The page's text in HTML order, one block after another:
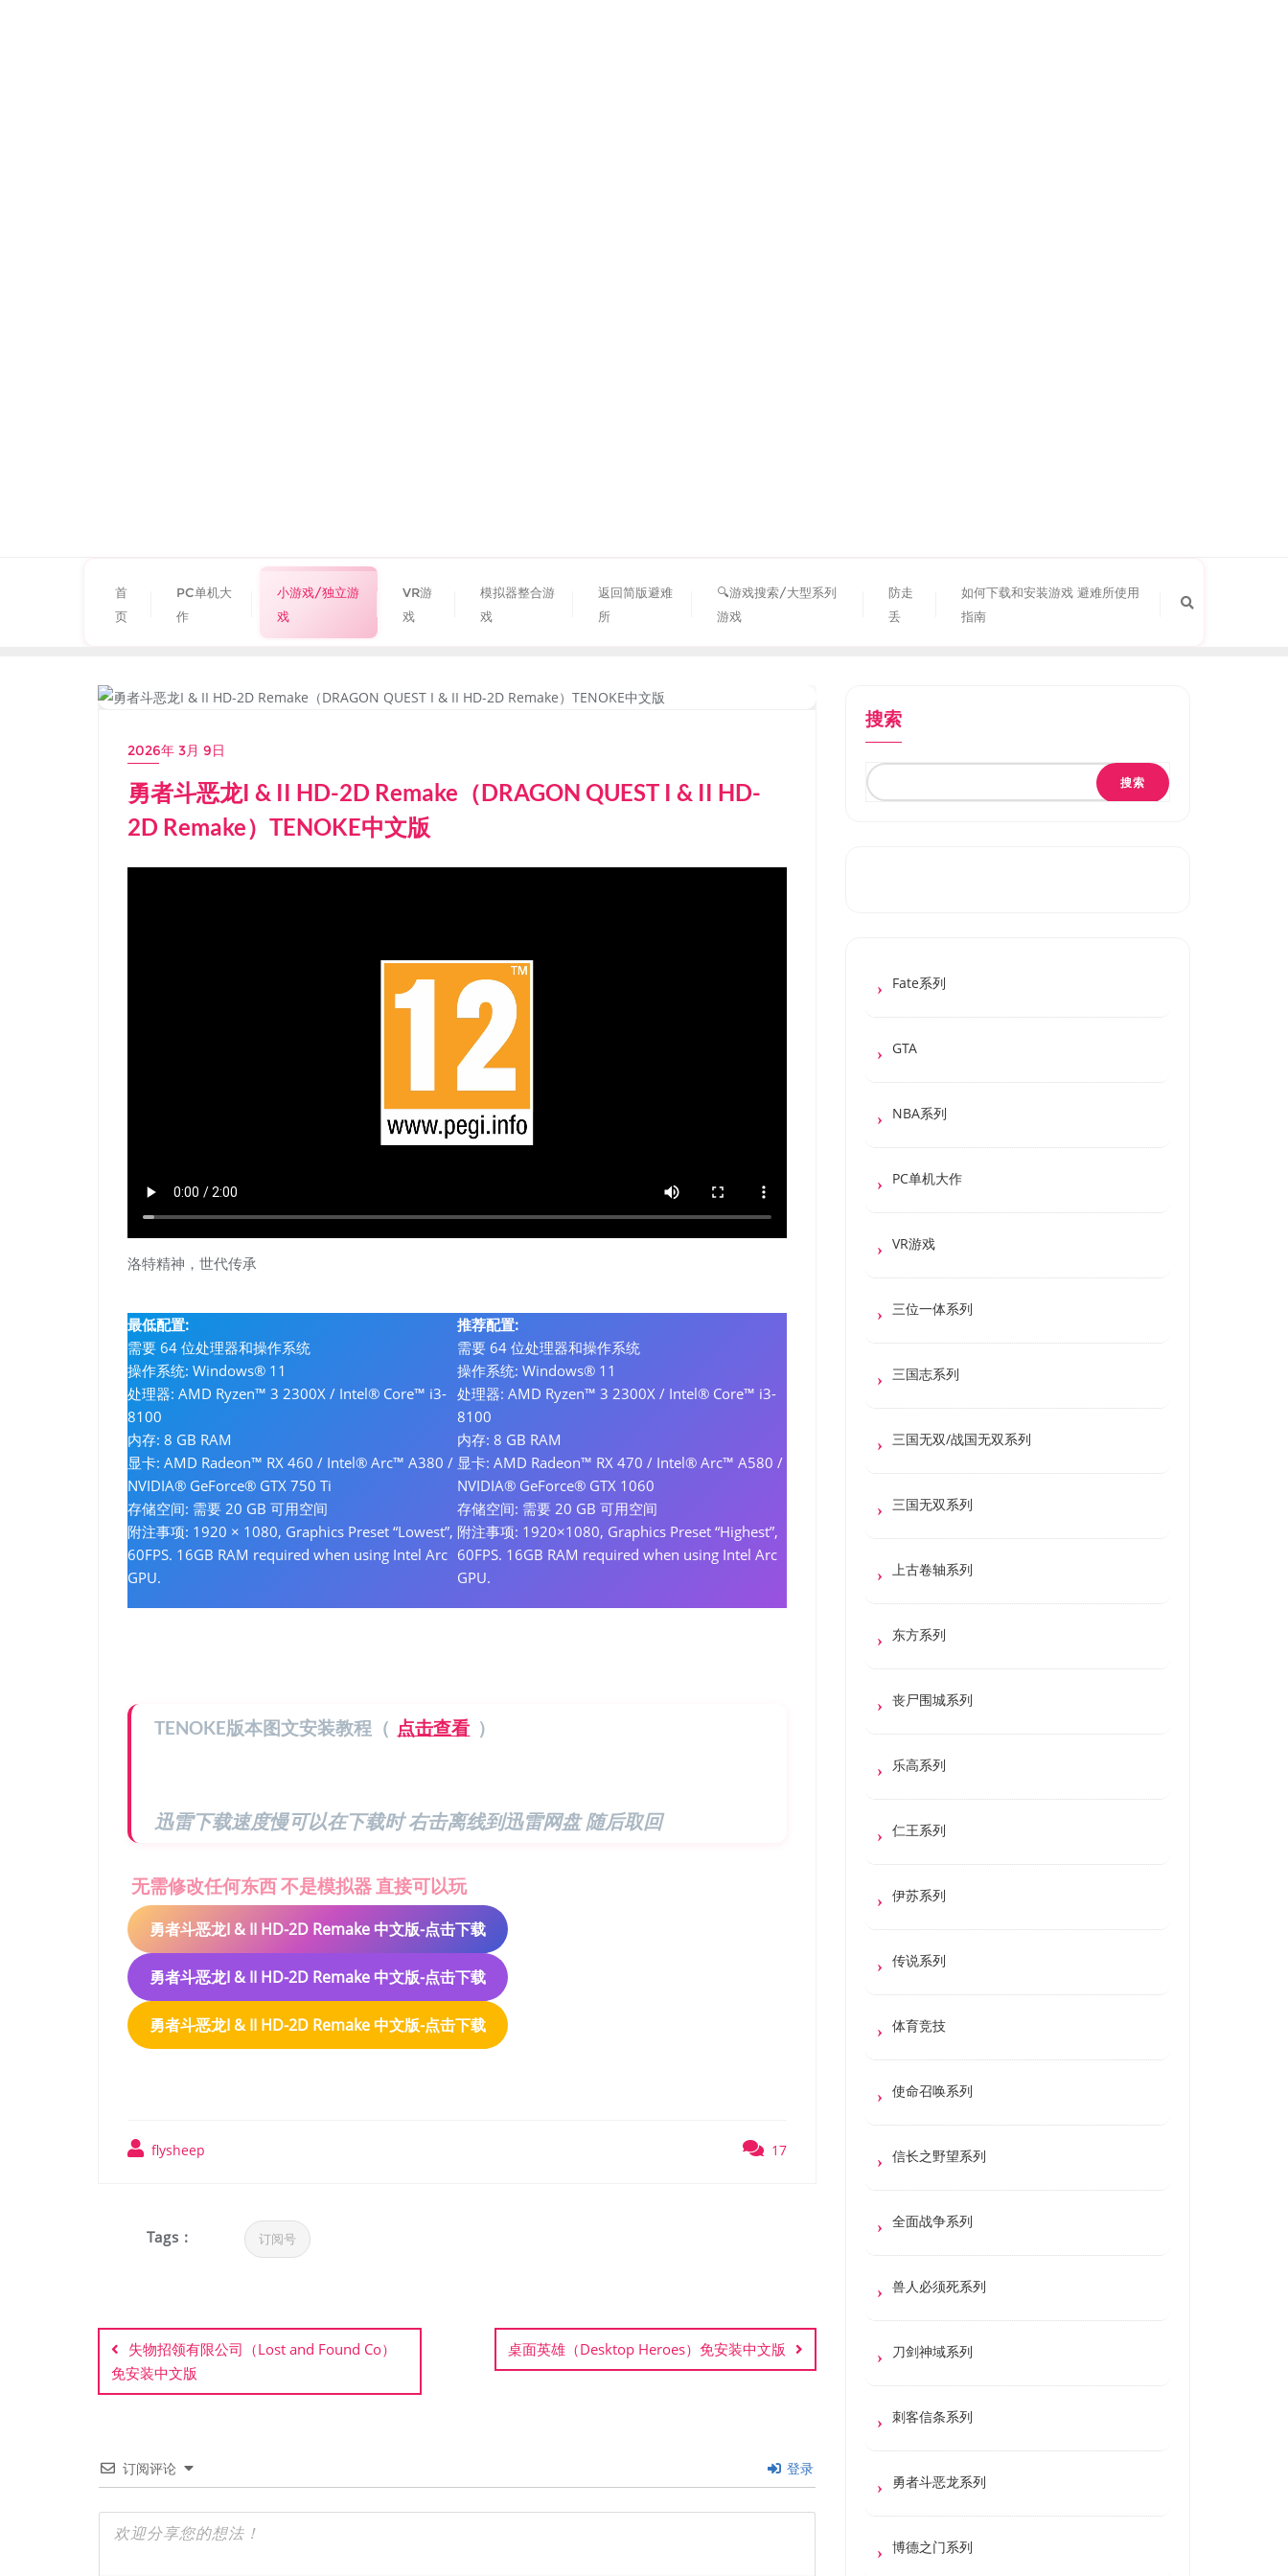
首
页
PC单机大
作
小游戏/独立游
戏
VR游
戏
模拟器整合游
戏
返回简版避难
所
🔍游戏搜索/大型系列
游戏
防走
丢
如何下载和安装游戏 避难所使用
指南
2026年 3月 9日
勇者斗恶龙I & II HD-2D Remake（DRAGON QUEST I & II HD-
2D Remake）TENOKE中文版
洛特精神，世代传承
最低配置:
需要 64 位处理器和操作系统
操作系统: Windows® 11
处理器: AMD Ryzen™ 3 2300X / Intel® Core™ i3-
8100
内存: 8 GB RAM
显卡: AMD Radeon™ RX 460 / Intel® Arc™ A380 /
NVIDIA® GeForce® GTX 750 Ti
存储空间: 需要 20 GB 可用空间
附注事项: 1920 × 1080, Graphics Preset “Lowest”,
60FPS. 16GB RAM required when using Intel Arc
GPU.
推荐配置:
需要 64 位处理器和操作系统
操作系统: Windows® 11
处理器: AMD Ryzen™ 3 2300X / Intel® Core™ i3-
8100
内存: 8 GB RAM
显卡: AMD Radeon™ RX 470 / Intel® Arc™ A580 /
NVIDIA® GeForce® GTX 1060
存储空间: 需要 20 GB 可用空间
附注事项: 1920×1080, Graphics Preset “Highest”,
60FPS. 16GB RAM required when using Intel Arc
GPU.
TENOKE版本图文安装教程（ 点击查看 ）
迅雷下载速度慢可以在下载时 右击离线到迅雷网盘 随后取回
无需修改任何东西 不是模拟器 直接可以玩
勇者斗恶龙I & II HD-2D Remake 中文版-点击下载
勇者斗恶龙I & II HD-2D Remake 中文版-点击下载
勇者斗恶龙I & II HD-2D Remake 中文版-点击下载
flysheep 17
Tags : 订阅号
文
章
导
失物招领有限公司（Lost and Found Co）
免安装中文版
桌面英雄（Desktop Heroes）免安装中文版
订阅评论 登录
搜索
搜索
Fate系列
GTA
NBA系列
PC单机大作
VR游戏
三位一体系列
三国志系列
三国无双/战国无双系列
三国无双系列
上古卷轴系列
东方系列
丧尸围城系列
乐高系列
仁王系列
伊苏系列
传说系列
体育竞技
使命召唤系列
信长之野望系列
全面战争系列
兽人必须死系列
刀剑神域系列
刺客信条系列
勇者斗恶龙系列
博德之门系列